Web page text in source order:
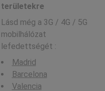
területekre
Lásd még a 3G / 4G / 5G
mobilhálózat
lefedettségét :
Madrid
Barcelona
Valencia